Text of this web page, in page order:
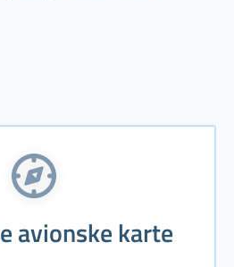
avionske karte